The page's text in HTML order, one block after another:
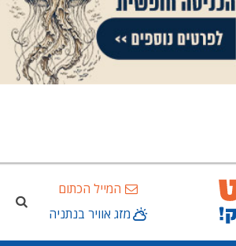
המייל הכתום
מזג אוויר בנתניה